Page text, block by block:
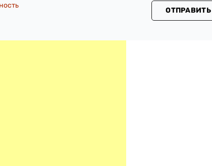
ОТПРАВИТЬ